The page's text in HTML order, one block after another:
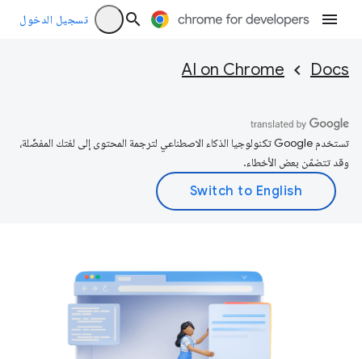
تسجيل الدخول
Docs
AI on Chrome
تستخدم Google تكنولوجيا الذكاء الاصطناعي لترجمة المحتوى إلى لغتك المفضّلة،
وقد تتضمّن بعض الأخطاء.